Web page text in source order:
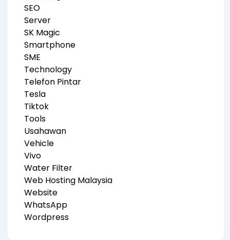
SEO
Server
SK Magic
Smartphone
SME
Technology
Telefon Pintar
Tesla
Tiktok
Tools
Usahawan
Vehicle
Vivo
Water Filter
Web Hosting Malaysia
Website
WhatsApp
Wordpress